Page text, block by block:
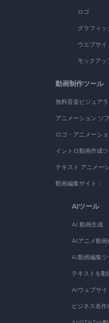
ロゴ
グラフィッ
ウエブサイ
モックアッ
動画制作ツール
無料音楽ビジュア
アニメーション ソ
ロゴ・アニメーシ
イントロ動画作成
テキスト アニメー
動画編集サイト：
AIツール
AI 動画生成
AIアニメ動画
AI動画編集ツ
テキストを
AIウェブサイ
ビジネス名作